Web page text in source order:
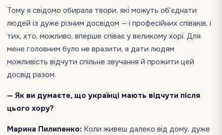
Тому я свідомо обирала твори, які можуть об’єднати
людей із дуже різним досвідом — і професійних співаків, і
тих, хто, можливо, вперше співає у великому хорі. Для
мене головним було не вразити, а дати людям
можливість відчути спільне звучання й прожити цей
досвід разом.
— Як ви думаєте, що українці мають відчути після
цього хору?
Марина Пилипенко: Коли живеш далеко від дому, дуже